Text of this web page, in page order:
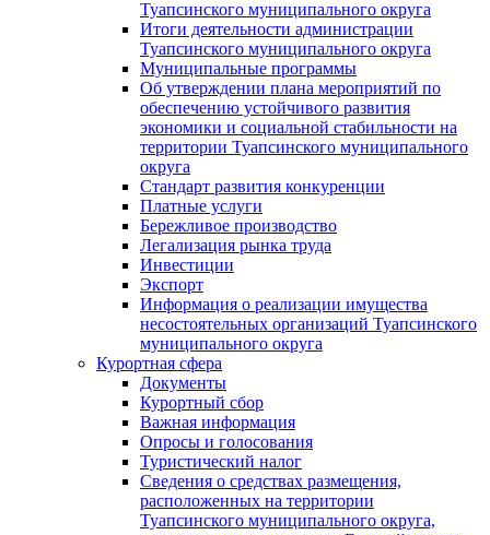
Туапсинского муниципального округа
Итоги деятельности администрации
Туапсинского муниципального округа
Муниципальные программы
Об утверждении плана мероприятий по
обеспечению устойчивого развития
экономики и социальной стабильности на
территории Туапсинского муниципального
округа
Стандарт развития конкуренции
Платные услуги
Бережливое производство
Легализация рынка труда
Инвестиции
Экспорт
Информация о реализации имущества
несостоятельных организаций Туапсинского
муниципального округа
Курортная сфера
Документы
Курортный сбор
Важная информация
Опросы и голосования
Туристический налог
Сведения о средствах размещения,
расположенных на территории
Туапсинского муниципального округа,